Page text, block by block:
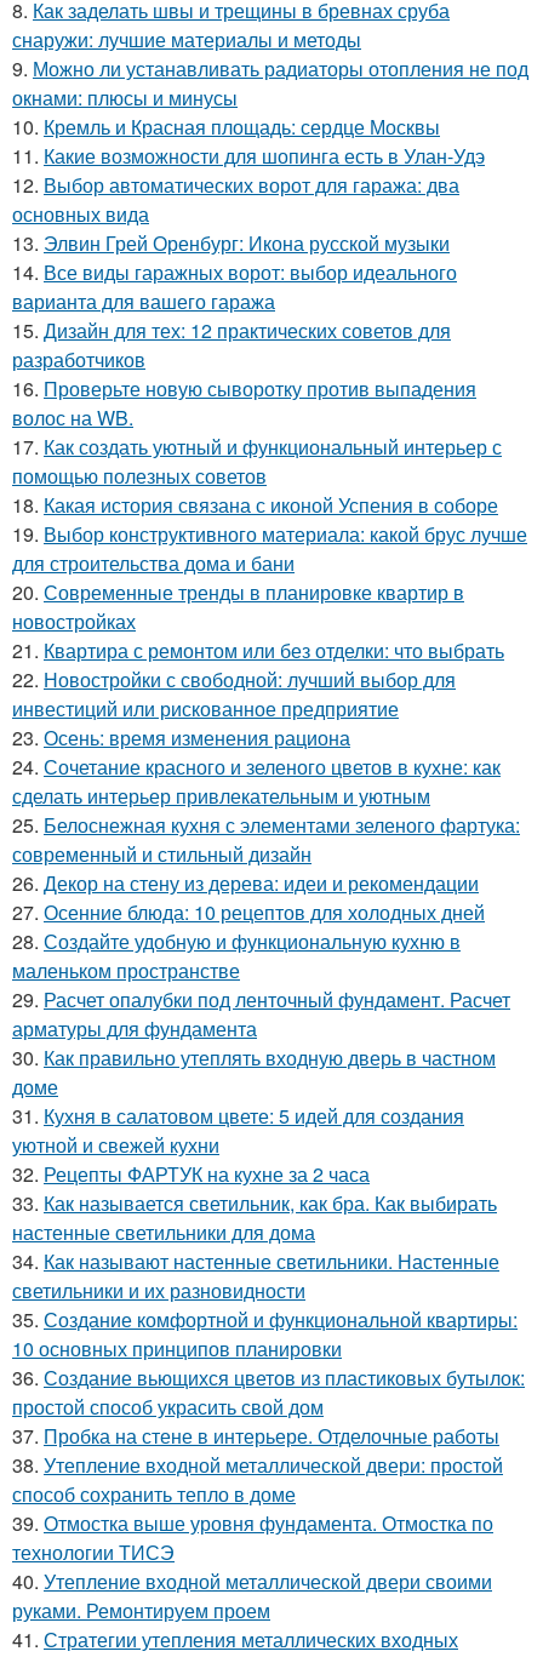
8. Как заделать швы и трещины в бревнах сруба
снаружи: лучшие материалы и методы
9. Можно ли устанавливать радиаторы отопления не под
окнами: плюсы и минусы
10. Кремль и Красная площадь: сердце Москвы
11. Какие возможности для шопинга есть в Улан-Удэ
12. Выбор автоматических ворот для гаража: два
основных вида
13. Элвин Грей Оренбург: Икона русской музыки
14. Все виды гаражных ворот: выбор идеального
варианта для вашего гаража
15. Дизайн для тех: 12 практических советов для
разработчиков
16. Проверьте новую сыворотку против выпадения
волос на WB.
17. Как создать уютный и функциональный интерьер с
помощью полезных советов
18. Какая история связана с иконой Успения в соборе
19. Выбор конструктивного материала: какой брус лучше
для строительства дома и бани
20. Современные тренды в планировке квартир в
новостройках
21. Квартира с ремонтом или без отделки: что выбрать
22. Новостройки с свободной: лучший выбор для
инвестиций или рискованное предприятие
23. Осень: время изменения рациона
24. Сочетание красного и зеленого цветов в кухне: как
сделать интерьер привлекательным и уютным
25. Белоснежная кухня с элементами зеленого фартука:
современный и стильный дизайн
26. Декор на стену из дерева: идеи и рекомендации
27. Осенние блюда: 10 рецептов для холодных дней
28. Создайте удобную и функциональную кухню в
маленьком пространстве
29. Расчет опалубки под ленточный фундамент. Расчет
арматуры для фундамента
30. Как правильно утеплять входную дверь в частном
доме
31. Кухня в салатовом цвете: 5 идей для создания
уютной и свежей кухни
32. Рецепты ФАРТУК на кухне за 2 часа
33. Как называется светильник, как бра. Как выбирать
настенные светильники для дома
34. Как называют настенные светильники. Настенные
светильники и их разновидности
35. Создание комфортной и функциональной квартиры:
10 основных принципов планировки
36. Создание вьющихся цветов из пластиковых бутылок:
простой способ украсить свой дом
37. Пробка на стене в интерьере. Отделочные работы
38. Утепление входной металлической двери: простой
способ сохранить тепло в доме
39. Отмостка выше уровня фундамента. Отмостка по
технологии ТИСЭ
40. Утепление входной металлической двери своими
руками. Ремонтируем проем
41. Стратегии утепления металлических входных